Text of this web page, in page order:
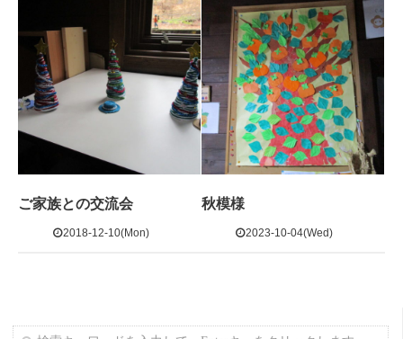
ご家族との交流会
2018-12-10(Mon)
秋模様
2023-10-04(Wed)